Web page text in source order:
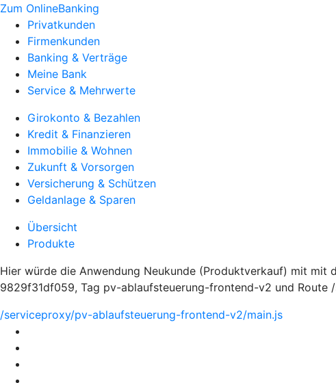
Zum OnlineBanking
Privatkunden
Firmenkunden
Banking & Verträge
Meine Bank
Service & Mehrwerte
Girokonto & Bezahlen
Kredit & Finanzieren
Immobilie & Wohnen
Zukunft & Vorsorgen
Versicherung & Schützen
Geldanlage & Sparen
Übersicht
Produkte
Hier würde die Anwendung Neukunde (Produktverkauf) mit mit
9829f31df059, Tag pv-ablaufsteuerung-frontend-v2 und
/serviceproxy/pv-ablaufsteuerung-frontend-v2/main.js